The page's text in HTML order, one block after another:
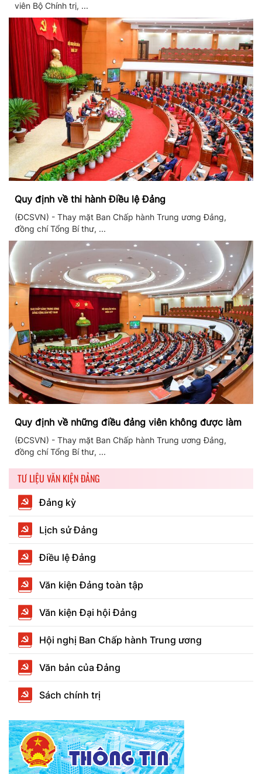
viên Bộ Chính trị, ...
Quy định về thi hành Điều lệ Đảng
(ĐCSVN) - Thay mặt Ban Chấp hành Trung ương Đảng,
đồng chí Tổng Bí thư, ...
Quy định về những điều đảng viên không được làm
(ĐCSVN) - Thay mặt Ban Chấp hành Trung ương Đảng,
đồng chí Tổng Bí thư, ...
TƯ LIỆU VĂN KIỆN ĐẢNG
Đảng kỳ
Lịch sử Đảng
Điều lệ Đảng
Văn kiện Đảng toàn tập
Văn kiện Đại hội Đảng
Hội nghị Ban Chấp hành Trung ương
Văn bản của Đảng
Sách chính trị